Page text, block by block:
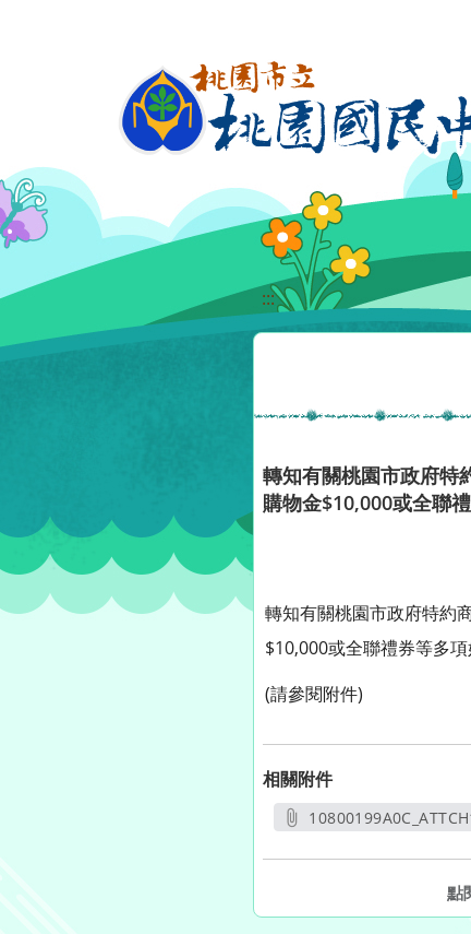
:::
轉知有關桃園市政府特
購物金$10,000或全聯
轉知有關桃園市政府特約
$10,000或全聯禮券等多
(請參閱附件)
相關附件
點